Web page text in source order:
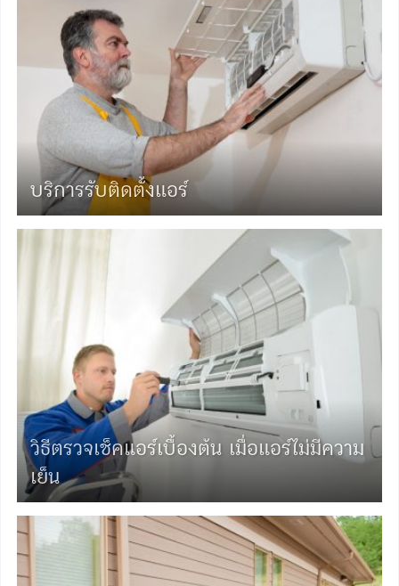
บริการรับติดตั้งแอร์
วิธีตรวจเช็คแอร์เบื้องต้น เมื่อแอร์ไม่มีความ
เย็น